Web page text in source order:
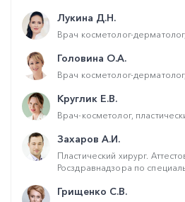
Лукина Д.Н.
Врач косметолог-
Головина О.А.
Врач косметолог-
Круглик Е.В.
Врач-косметолог,
Захаров А.И.
Пластический хирург.
Росздравнадзора по
Грищенко С.В.